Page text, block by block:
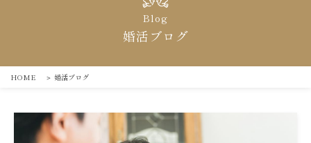
Blog
婚活ブログ
HOME ＞ 婚活ブログ